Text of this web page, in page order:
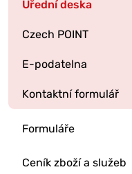
Úřední deska
Czech POINT
E-podatelna
Kontaktní formulář
Formuláře
Ceník zboží a služeb